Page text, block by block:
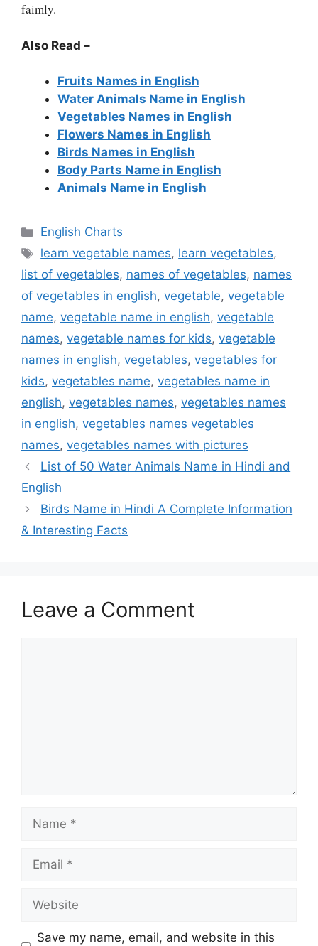
faimly.
Also Read –
Fruits Names in English
Water Animals Name in English
Vegetables Names in English
Flowers Names in English
Birds Names in English
Body Parts Name in English
Animals Name in English
Categories
English Charts
Tags
learn vegetable names, learn vegetables,
list of vegetables, names of vegetables, names
of vegetables in english, vegetable, vegetable
name, vegetable name in english, vegetable
names, vegetable names for kids, vegetable
names in english, vegetables, vegetables for
kids, vegetables name, vegetables name in
english, vegetables names, vegetables names
in english, vegetables names vegetables
names, vegetables names with pictures
List of 50 Water Animals Name in Hindi and
English
Birds Name in Hindi A Complete Information
& Interesting Facts
Leave a Comment
Name
Email
Website
Save my name, email, and website in this